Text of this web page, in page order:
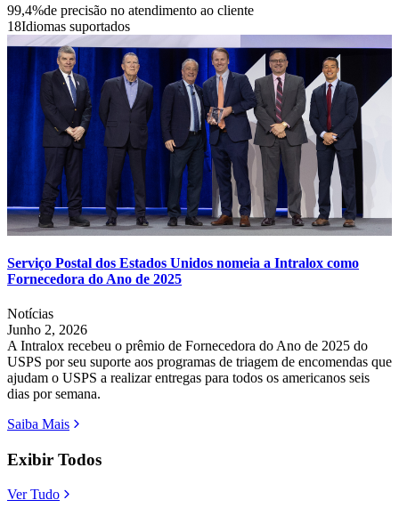
99,4%de precisão no atendimento ao cliente
18Idiomas suportados
Serviço Postal dos Estados Unidos nomeia a Intralox como
Fornecedora do Ano de 2025
Notícias
Junho 2, 2026
A Intralox recebeu o prêmio de Fornecedora do Ano de 2025 do
USPS por seu suporte aos programas de triagem de encomendas que
ajudam o USPS a realizar entregas para todos os americanos seis
dias por semana.
Saiba Mais
Exibir Todos
Ver Tudo